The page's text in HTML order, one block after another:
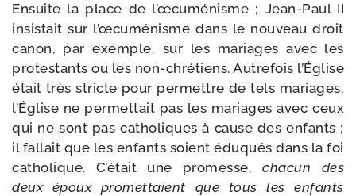
Ensuite la place de l’œcuménisme ; Jean-​Paul II
insis­tait sur l’œcuménisme dans le nou­veau droit
canon, par exemple, sur les mariages avec les
pro­tes­tants ou les non-​chrétiens. Autrefois l’Église
était très stricte pour per­mettre de tels mariages,
l’Église ne per­met­tait pas les mariages avec ceux
qui ne sont pas catho­liques à cause des enfants ;
il fal­lait que les enfants soient édu­qués dans la foi
catho­lique. C’était une pro­messe,cha­cun des
deux époux pro­met­taient que tous les enfants